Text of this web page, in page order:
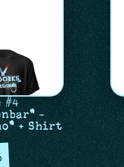
#4
-
+ Shirt